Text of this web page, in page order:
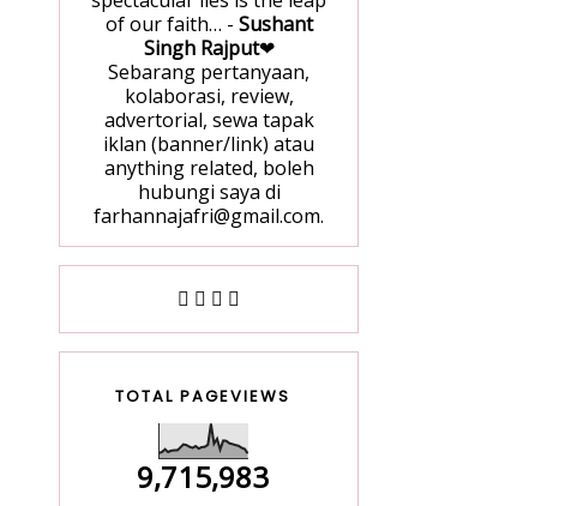
of our faith… - Sushant
Singh Rajput❤
Sebarang pertanyaan,
kolaborasi, review,
advertorial, sewa tapak
iklan (banner/link) atau
anything related, boleh
hubungi saya di
farhannajafri@gmail.com.
TOTAL PAGEVIEWS
9,715,983